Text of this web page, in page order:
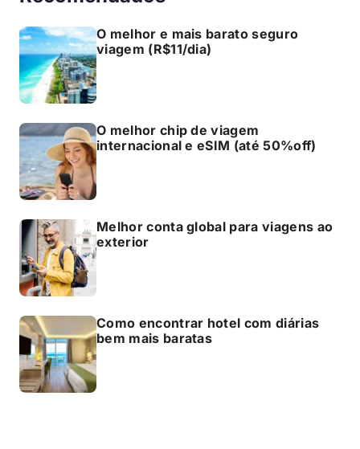
O melhor e mais barato seguro
viagem (R$11/dia)
O melhor chip de viagem
internacional e eSIM (até 50%off)
Melhor conta global para viagens ao
exterior
Como encontrar hotel com diárias
bem mais baratas